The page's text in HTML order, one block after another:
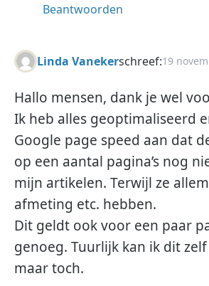
Beantwoorden
Linda Vanekerschreef:19
Hallo mensen, dank je wel
Ik heb alles geoptimaliseerd
Google page speed aan dat
op een aantal pagina’s nog
mijn artikelen. Terwijl ze
afmeting etc. hebben.
Dit geldt ook voor een paar
genoeg. Tuurlijk kan ik dit
maar toch.